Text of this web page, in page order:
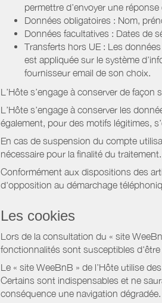
permettre d’envoyer une
Données obligatoires : Nom,
Données facultatives : Dates de
Transferts hors UE : Les
est appliquée sur le système
fournisseur email de son choix.
L’Hôte s’engage à conserver de
L’Hôte s’engage à conserver les
également, pour des motifs légitimes,
En cas de suspension du compte
nécessaire pour la finalité du
Conformément aux dispositions des
d'opposition au démarchage
Les cookies
Lors de la consultation du « site
fonctionnalités sont susceptibles
Le « site WeeBnB » de l’Hôte utilise
Certains sont indispensables et ne
conséquence une navigation dégradée.